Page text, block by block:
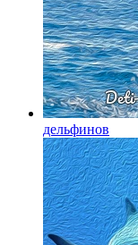
дельфинов